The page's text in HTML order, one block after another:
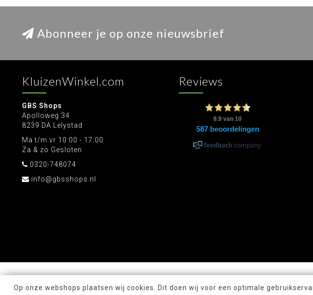
Abonneer je op onze nieuwsbrief
KluizenWinkel.com
GBS Shops
Apolloweg 34
8239 DA Lelystad
Ma t/m vr 10:00 - 17:00
Za & zo Gesloten
0320-748074
info@gbsshops.nl
Reviews
Op onze webshops plaatsen wij cookies. Dit doen wij voor een optimale